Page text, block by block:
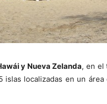
y Nueva Zelanda, en el
islas localizadas en un